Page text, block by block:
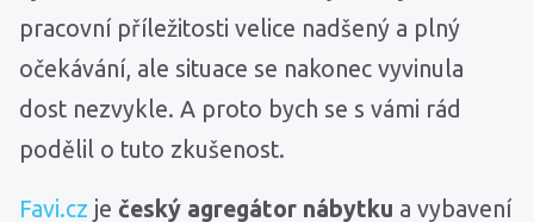
pracovní příležitosti velice nadšený a plný
očekávání, ale situace se nakonec vyvinula
dost nezvykle. A proto bych se s vámi rád
podělil o tuto zkušenost.
Favi.cz je český agregátor nábytku a vybavení